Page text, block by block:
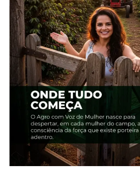
TÓPICOS RELACIONADOS:
AGROINDÚSTRIA
FEIRA PARANÁ
UP NEXT
Últimos dias para realizar as
cursos nos CEEPs e
NÃO PERCA
Avicultura: Sistema FAEP
cursos